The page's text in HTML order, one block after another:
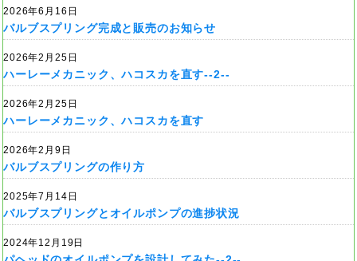
2026年6月16日
バルブスプリング完成と販売のお知らせ
2026年2月25日
ハーレーメカニック、ハコスカを直す--2--
2026年2月25日
ハーレーメカニック、ハコスカを直す
2026年2月9日
バルブスプリングの作り方
2025年7月14日
バルブスプリングとオイルポンプの進捗状況
2024年12月19日